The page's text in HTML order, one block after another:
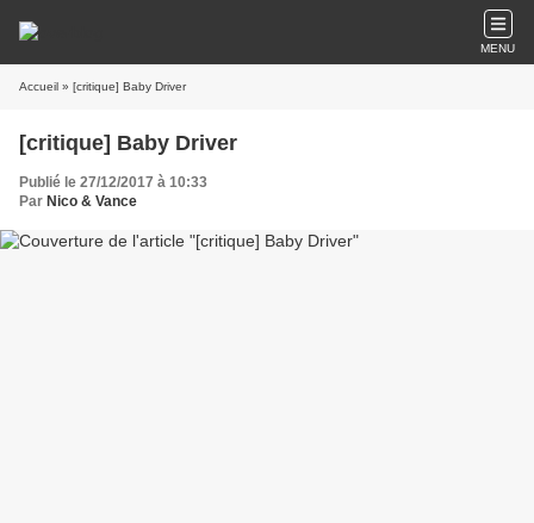
MENU
Accueil » [critique] Baby Driver
[critique] Baby Driver
Publié le 27/12/2017 à 10:33
Par Nico & Vance